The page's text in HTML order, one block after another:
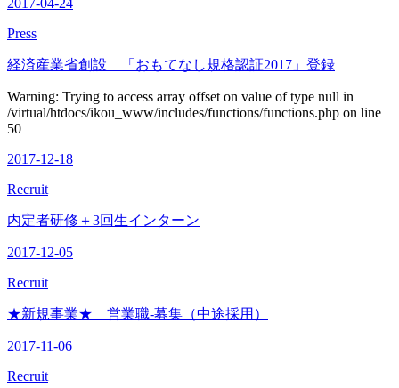
2017-04-24
Press
経済産業省創設 「おもてなし規格認証2017」登録
Warning: Trying to access array offset on value of type null in
/virtual/htdocs/ikou_www/includes/functions/functions.php on line
50
2017-12-18
Recruit
内定者研修＋3回生インターン
2017-12-05
Recruit
★新規事業★ 営業職-募集（中途採用）
2017-11-06
Recruit